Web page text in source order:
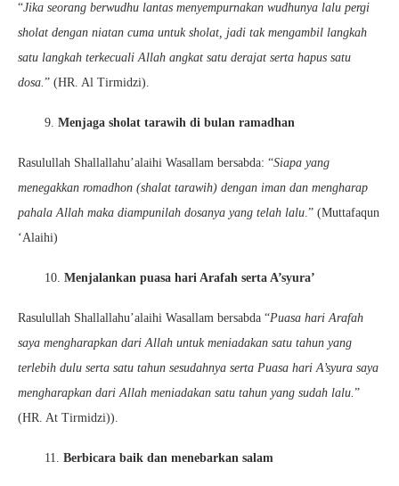
“Jika seorang berwudhu lantas menyempurnakan wudhunya lalu pergi
sholat dengan niatan cuma untuk sholat, jadi tak mengambil langkah
satu langkah terkecuali Allah angkat satu derajat serta hapus satu
dosa.” (HR. Al Tirmidzi).
9. Menjaga sholat tarawih di bulan ramadhan
Rasulullah Shallallahu’alaihi Wasallam bersabda: “Siapa yang
menegakkan romadhon (shalat tarawih) dengan iman dan mengharap
pahala Allah maka diampunilah dosanya yang telah lalu.” (Muttafaqun
‘Alaihi)
10. Menjalankan puasa hari Arafah serta A’syura’
Rasulullah Shallallahu’alaihi Wasallam bersabda “Puasa hari Arafah
saya mengharapkan dari Allah untuk meniadakan satu tahun yang
terlebih dulu serta satu tahun sesudahnya serta Puasa hari A’syura saya
mengharapkan dari Allah meniadakan satu tahun yang sudah lalu.”
(HR. At Tirmidzi)).
11. Berbicara baik dan menebarkan salam